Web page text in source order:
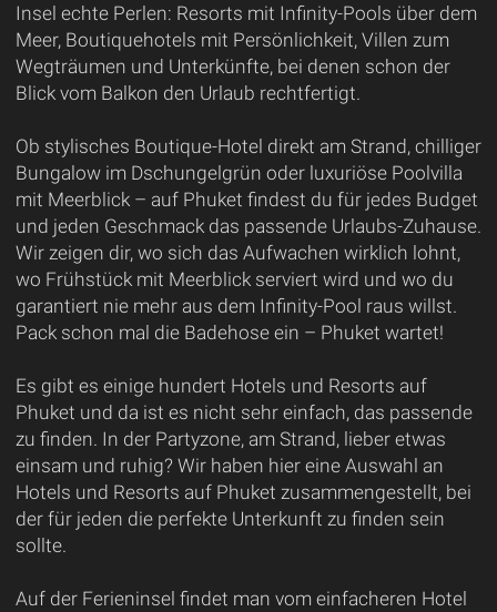
Insel echte Perlen: Resorts mit Infinity-Pools über dem
Meer, Boutiquehotels mit Persönlichkeit, Villen zum
Wegträumen und Unterkünfte, bei denen schon der
Blick vom Balkon den Urlaub rechtfertigt.
Ob stylisches Boutique-Hotel direkt am Strand, chilliger
Bungalow im Dschungelgrün oder luxuriöse Poolvilla
mit Meerblick – auf Phuket findest du für jedes Budget
und jeden Geschmack das passende Urlaubs-Zuhause.
Wir zeigen dir, wo sich das Aufwachen wirklich lohnt,
wo Frühstück mit Meerblick serviert wird und wo du
garantiert nie mehr aus dem Infinity-Pool raus willst.
Pack schon mal die Badehose ein – Phuket wartet!
Es gibt es einige hundert Hotels und Resorts auf
Phuket und da ist es nicht sehr einfach, das passende
zu finden. In der Partyzone, am Strand, lieber etwas
einsam und ruhig? Wir haben hier eine Auswahl an
Hotels und Resorts auf Phuket zusammengestellt, bei
der für jeden die perfekte Unterkunft zu finden sein
sollte.
Auf der Ferieninsel findet man vom einfacheren Hotel